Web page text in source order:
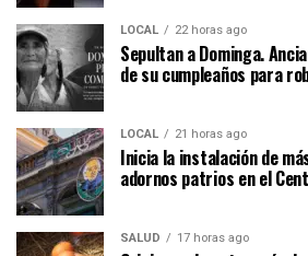
LOCAL 22 horas ago
Sepultan a Dominga.
de su cumpleaños para
LOCAL 21 horas ago
Inicia la instalación de
adornos patrios en el
SALUD 17 horas ago